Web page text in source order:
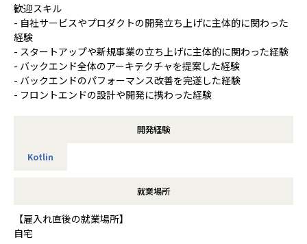
歓迎スキル
- 自社サービスやプロダクトの開発立ち上げに主体的に関わった
経験
- スタートアップや新規事業の立ち上げに主体的に関わった経験
- バックエンド全体のアーキテクチャを提案した経験
- バックエンドのパフォーマンス改善を完遂した経験
- フロントエンドの設計や開発に携わった経験
開発経験
Kotlin
就業場所
【雇入れ直後の就業場所】
自宅